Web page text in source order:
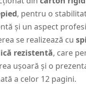
, pentru o
și un aspect
se realizează cu
rezistentă, care
ușoară și o
a celor 12 pagini.